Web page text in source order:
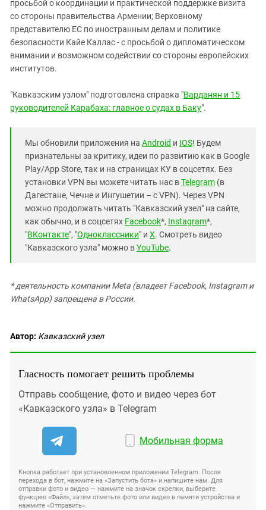
просьбой о координации и практической поддержке визита
со стороны правительства Армении; Верховному
представителю ЕС по иностранным делам и политике
безопасности Кайе Каллас - с просьбой о дипломатическом
внимании и возможном содействии со стороны европейских
институтов.
"Кавказским узлом" подготовлена справка "Варданян и 15
руководителей Карабаха: главное о судах в Баку".
Мы обновили приложения на Android и IOS! Будем
признательны за критику, идеи по развитию как в Google
Play/App Store, так и на страницах КУ в соцсетях. Без
установки VPN вы можете читать нас вTelegram (в
Дагестане, Чечне и Ингушетии – с VPN). Через VPN
можно продолжать читать "Кавказский узел" на сайте,
как обычно, и в соцсетях Facebook*, Instagram*,
"ВКонтакте", "Одноклассники" и X. Смотреть видео
"Кавказского узла" можно вYouTube.
* деятельность компании Meta (владеет Facebook, Instagram и
WhatsApp) запрещена в России.
Автор: Кавказский узел
Гласность помогает решить проблемы
Отправь сообщение, фото и видео через бот
«Кавказского узла» в Telegram
Мобильная форма
Кнопка работает при установленном приложении Telegram. После
перехода в бот, нажмите на «Запустить бота» и напишите нам. Для
отправки фото и видео — нажмите на значок скрепки, выберите
функцию «Файл», затем отметьте фото или видео в памяти устройства и
нажмите «Отправить».